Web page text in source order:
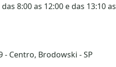
8:00 as 12:00 e das 13:10 as
- Centro, Brodowski - SP